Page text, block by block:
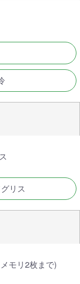
リス
モリ2枚まで)